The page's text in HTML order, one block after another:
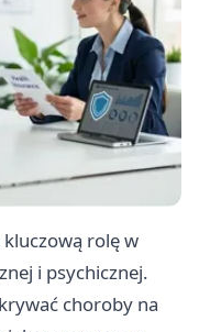
rolę w
i psychicznej.
choroby na